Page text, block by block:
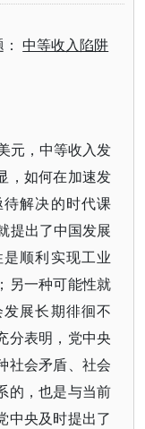
：中等收入陷阱
元，中等收入发
，如何在加速发
解决的时代课
提出了中国发展
顺利实现工业
另一种可能性就
展长期徘徊不
分表明，党中央
社会矛盾、社会
的，也是与当前
中央及时提出了